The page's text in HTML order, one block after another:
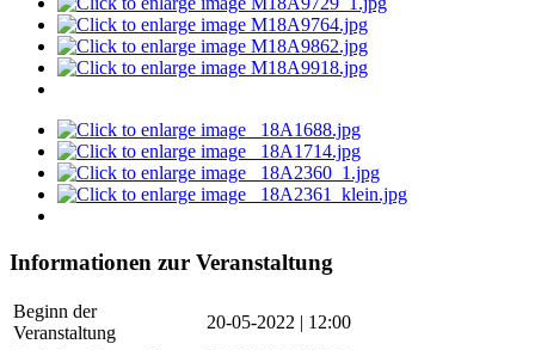
Informationen zur Veranstaltung
Beginn der
Veranstaltung
20-05-2022 | 12:00